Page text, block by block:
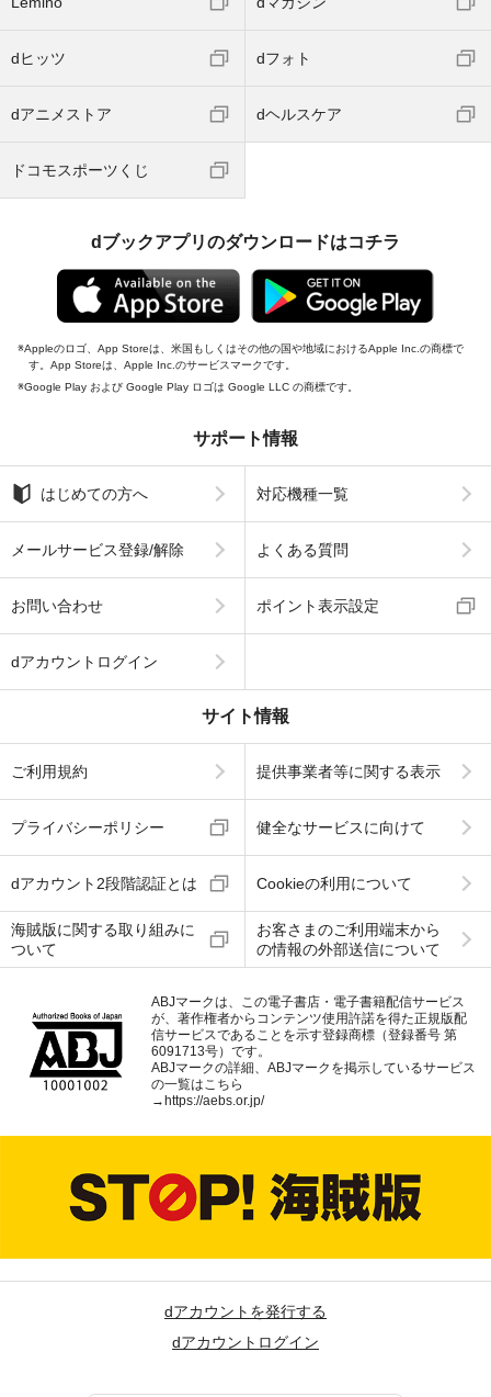
dヒッツ dフォト
dアニメストア dヘルスケア
ドコモスポーツくじ
dブックアプリのダウンロードはコチラ
Appleのロゴ、App Storeは、米国もしくはその他の国や地域におけるApple Inc.の商標で
す。App Storeは、Apple Inc.のサービスマークです。
Google Play および Google Play ロゴは Google LLC の商標です。
サポート情報
はじめての方へ 対応機種一覧
メールサービス登録/解除 よくある質問
お問い合わせ ポイント表示設定
dアカウントログイン
サイト情報
ご利用規約 提供事業者等に関する表示
プライバシーポリシー 健全なサービスに向けて
dアカウント2段階認証とは Cookieの利用について
海賊版に関する取り組みに
ついて
お客さまのご利用端末から
の情報の外部送信について
ABJマークは、この電子書店・電子書籍配信サービス
が、著作権者からコンテンツ使用許諾を得た正規版配
信サービスであることを示す登録商標（登録番号 第
6091713号）です。
ABJマークの詳細、ABJマークを掲示しているサービス
の一覧はこちら
→ https://aebs.or.jp/
dアカウントを発行する
dアカウントログイン